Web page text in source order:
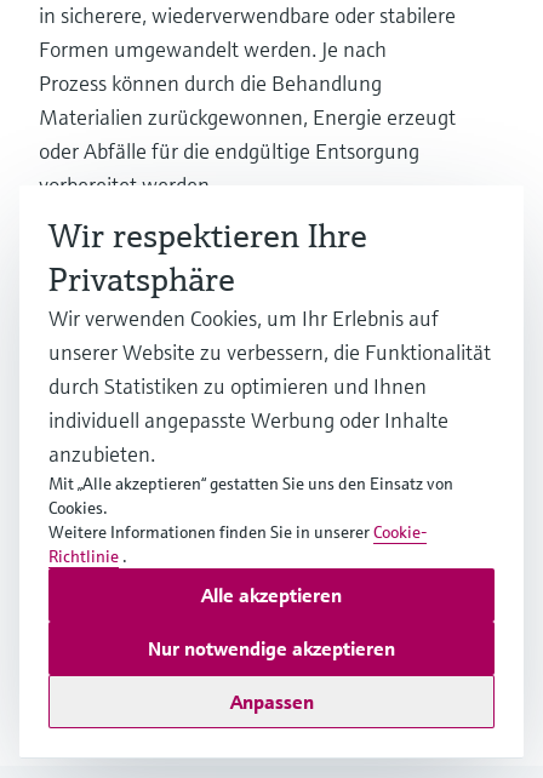
in sicherere, wiederverwendbare oder stabilere
Formen umgewandelt werden. Je nach
Prozess können durch die Behandlung
Materialien zurückgewonnen, Energie erzeugt
oder Abfälle für die endgültige Entsorgung
vorbereitet werden.
Welche sind die wichtigsten Technologien
zur Abfallbehandlung?
Weshalb können nicht alle Abfälle recycelt
werden?
Was passiert mit gefährlichen Abfällen?
Warum werden weiterhin Deponien
genutzt?
Wir respektieren Ihre
Privatsphäre
Wir verwenden Cookies, um Ihr Erlebnis auf
unserer Website zu verbessern, die Funktionalität
durch Statistiken zu optimieren und Ihnen
individuell angepasste Werbung oder Inhalte
anzubieten.
Mit „Alle akzeptieren“ gestatten Sie uns den Einsatz von
Cookies.
Weitere Informationen finden Sie in unsererCookie-
Richtlinie .
Anpassen
Nur notwendige akzeptieren
Alle akzeptieren